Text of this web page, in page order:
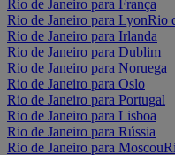
Rio de Janeiro para França
Rio de Janeiro para LyonRio
Rio de Janeiro para Irlanda
Rio de Janeiro para Dublim
Rio de Janeiro para Noruega
Rio de Janeiro para Oslo
Rio de Janeiro para Portugal
Rio de Janeiro para Lisboa
Rio de Janeiro para Rússia
Rio de Janeiro para Moscou